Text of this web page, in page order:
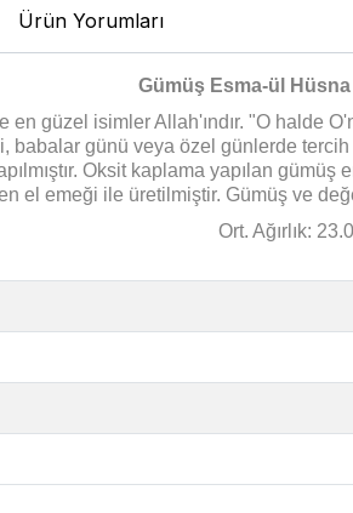
Ürün Yorumları
Gümüş Esma-ül
güzel isimler Allah'ındır. "O halde
babalar günü veya özel günlerde
Oksit kaplama yapılan
el emeği ile üretilmiştir. Gümüş ve
Ort. Ağırlık: